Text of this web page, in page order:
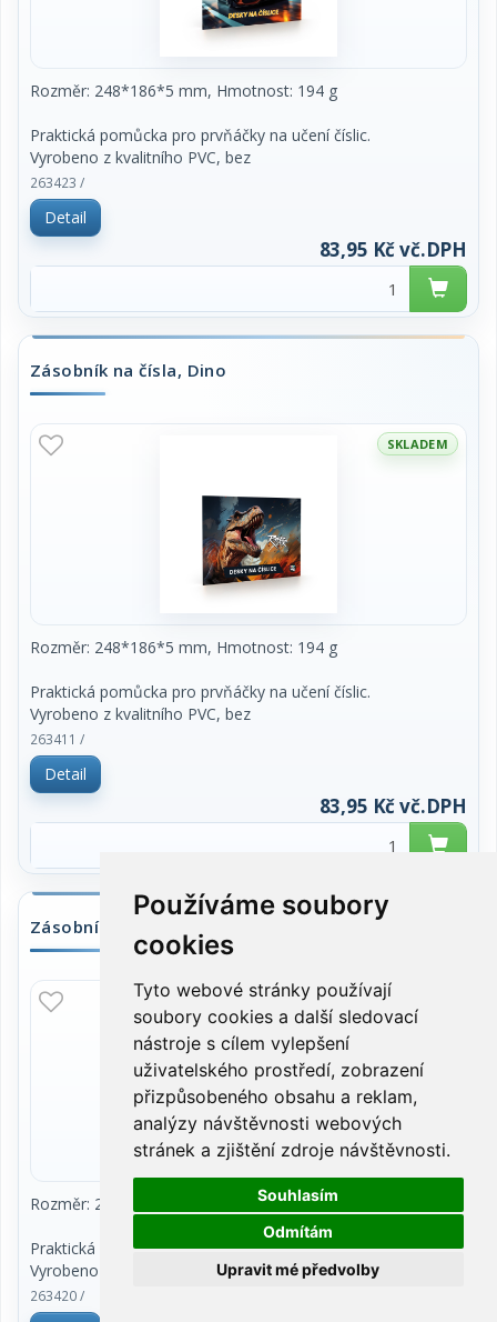
Používáme soubory
cookies
Tyto webové stránky používají
soubory cookies a další sledovací
nástroje s cílem vylepšení
uživatelského prostředí, zobrazení
přizpůsobeného obsahu a reklam,
analýzy návštěvnosti webových
stránek a zjištění zdroje návštěvnosti.
Souhlasím
Odmítám
Upravit mé předvolby
Rozměr: 248*186*5 mm, Hmotnost: 194 g
Praktická pomůcka pro prvňáčky na učení číslic.
Vyrobeno z kvalitního PVC, bez
ftalátů a zdravotně nezávadné.
263423 /
Detail
83,95 Kč vč.DPH
Zásobník na čísla, Dino
SKLADEM
Rozměr: 248*186*5 mm, Hmotnost: 194 g
Praktická pomůcka pro prvňáčky na učení číslic.
Vyrobeno z kvalitního PVC, bez
ftalátů a zdravotně nezávadné.
263411 /
Detail
83,95 Kč vč.DPH
Zásobník na čísla, Fotbal 2
SKLADEM
Rozměr: 248*186*5 mm, Hmotnost: 194 g
Praktická pomůcka pro prvňáčky na učení číslic.
Vyrobeno z kvalitního PVC, bez
ftalátů a zdravotně nezávadné.
263420 /